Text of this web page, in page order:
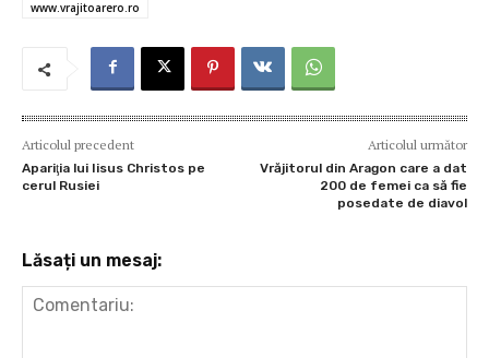
www.vrajitoarero.ro
Articolul precedent
Apariţia lui Iisus Christos pe
cerul Rusiei
Articolul următor
Vrăjitorul din Aragon care a dat
200 de femei ca să fie
posedate de diavol
Lăsați un mesaj: